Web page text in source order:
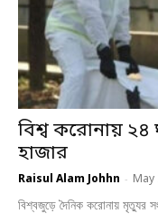
বিশ্ব করোনায়
হাজার
Raisul Alam Johhn - May
বিশ্বজুড়ে দৈনিক করোনায় মৃত্যুর